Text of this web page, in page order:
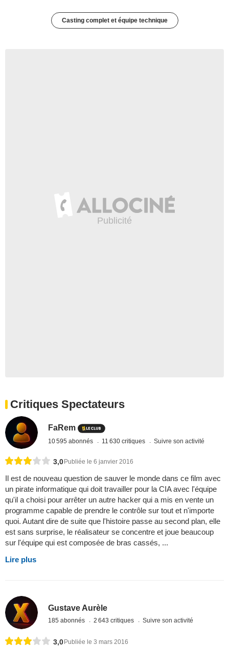
Casting complet et équipe technique
Critiques Spectateurs
FaRem
10 595 abonnés 11 630 critiques Suivre son activité
3,0 Publiée le 6 janvier 2016
Il est de nouveau question de sauver le monde dans ce film avec
un pirate informatique qui doit travailler pour la CIA avec l'équipe
qu'il a choisi pour arrêter un autre hacker qui a mis en vente un
programme capable de prendre le contrôle sur tout et n'importe
quoi. Autant dire de suite que l'histoire passe au second plan, elle
est sans surprise, le réalisateur se concentre et joue beaucoup
sur l'équipe qui est composée de bras cassés, ...
Lire plus
Gustave Aurèle
185 abonnés 2 643 critiques Suivre son activité
3,0Publiée le 3 mars 2016